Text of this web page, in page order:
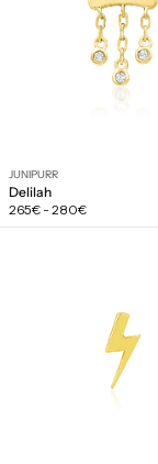
JUNIPURR
Delilah
Prix
régulier
265€ - 280€